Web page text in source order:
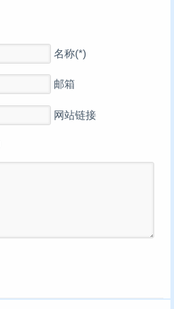
名称(*)
邮箱
网站链接